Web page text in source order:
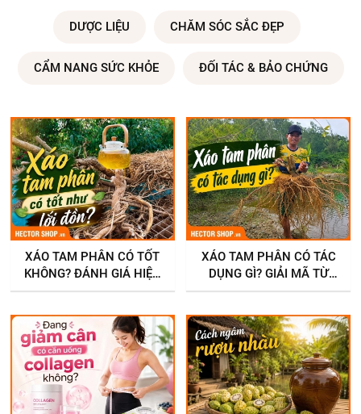
DƯỢC LIỆU CHĂM SÓC SẮC ĐẸP
CẨM NANG SỨC KHỎE ĐỐI TÁC & BẢO CHỨNG
XÁO TAM PHÂN CÓ TỐT
KHÔNG? ĐÁNH GIÁ HIỆU
QUẢ TỪ CHUYÊN GIA
XÁO TAM PHÂN CÓ TÁC
DỤNG GÌ? GIẢI MÃ TỪ
ĐÔNG Y ĐẾN KHOA HỌC